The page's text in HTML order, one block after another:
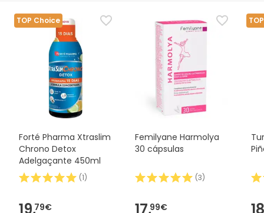
TOP Choice
Forté Pharma Xtraslim
Chrono Detox
Adelgaçante 450ml
(1)
19,79€
Femilyane Harmolya
30 cápsulas
(3)
17,99€